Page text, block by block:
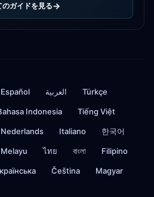
のガイドを見る
Español العربية Türkçe
Indonesia Tiếng Việt
Nederlands Italiano 한국어
ไทย বাংলা Filipino
Čeština Magyar